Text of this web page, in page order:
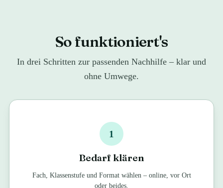
So funktioniert's
In drei Schritten zur passenden Nachhilfe – klar und
ohne Umwege.
1
Bedarf klären
Fach, Klassenstufe und Format wählen – online, vor Ort
oder beides.